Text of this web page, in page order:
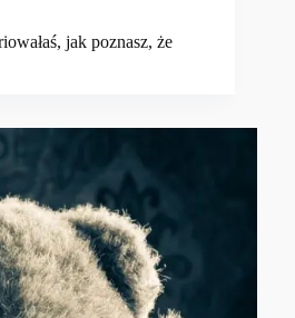
jak poznasz, że